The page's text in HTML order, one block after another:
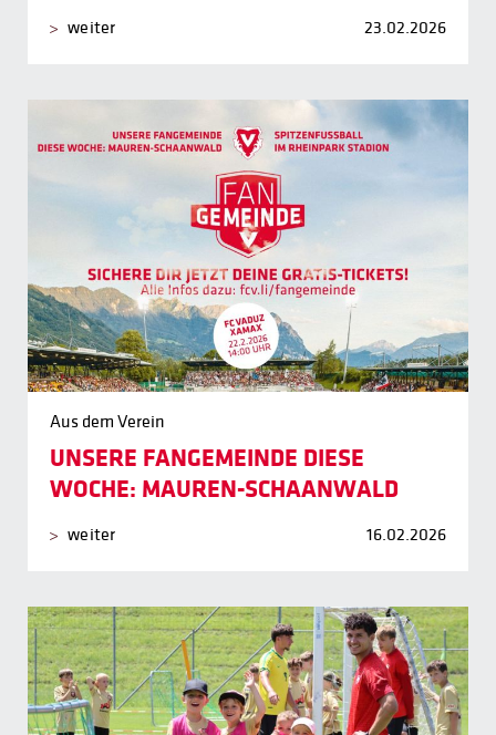
weiter 23.02.2026
Aus dem Verein
UNSERE FANGEMEINDE DIESE
WOCHE: MAUREN-SCHAANWALD
weiter 16.02.2026